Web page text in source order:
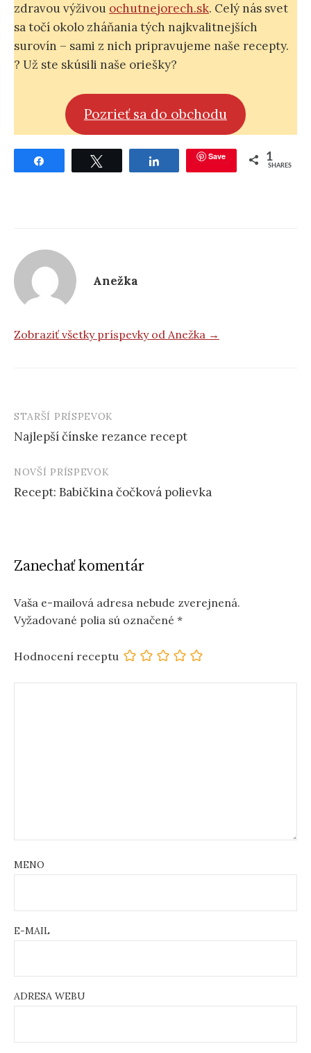
zdravou výživou ochutnejorech.sk. Celý nás svet
sa točí okolo zháňania tých najkvalitnejších
surovín – sami z nich pripravujeme naše recepty.
? Už ste skúsili naše oriešky?
Pozrieť sa do obchodu
Save 1
SHARES
Anežka
Zobraziť všetky príspevky od Anežka →
Post
navigation
STARŠÍ PRÍSPEVOK
Najlepší čínske rezance recept
NOVŠÍ PRÍSPEVOK
Recept: Babičkina čočková polievka
Zanechať komentár
Vaša e-mailová adresa nebude zverejnená.
Vyžadované polia sú označené *
Hodnocení receptu
MENO
E-MAIL
ADRESA WEBU